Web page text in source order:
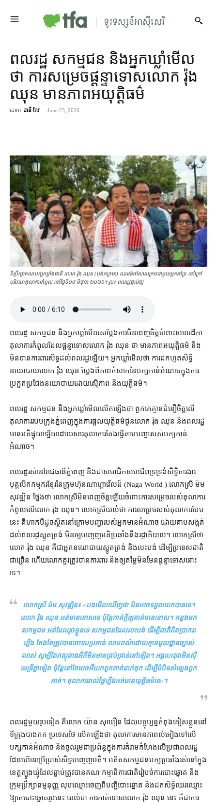
ពលរដ្ឋ សកម្មជន និង​អ្នកឃ្លាំមើល​
ថា ការសម្រេច​​ផ្ដន្ទាទោស​លោក រ៉ុង
ឈុន មាន​ភាព​អយុត្តិធម៌
ដោយ ដានី កែវ - June 23, 2026
ទីប្រឹក្សា​គណបក្ស​កម្លាំងជាតិ លោក រ៉ុង ឈុន (បង់កក្រមា) ឈររង់ចាំសាលក្រមជាមួយអ្នកគាំទ្រ នៅក្រៅ
បរិវេណតុលាការ​កំពូល នៅថ្ងៃទី១៩ មិថុនា ២០២៦។ រូប៖ ពលរដ្ឋផ្ដល់ឱ្យ
ពលរដ្ឋ សកម្មជន និង​អ្នកឃ្លាំមើល​សម្ដែង​ការ​មិន​ពេញចិត្ត​ចំពោះ​សាលដីកា​
តុលាការ​កំពូល​ដែល​ផ្ដន្ទាទោស​លោក រ៉ុង ឈុន ថា មាន​ភាព​អយុត្តិធម៌ និង​
មិន​បាន​ការពារ​សិទ្ធ​ដល់​ពលរដ្ឋ​ឡើយ។ អ្នកឃ្លាំមើល​ថា ការ​ដកហូត​សិទ្ធិ​
នយោបាយ​លោក រ៉ុង ឈុន ស្តែង​ពី​ភាព​កំសាក​នៃ​បក្ស​កាន់​អំណាច​ក្នុង​ការ​
ប្រកួតប្រជែង​នយោបាយ​ដោយ​ស្មើភាព និង​យុត្តិធម៌។
ពលរដ្ឋ សកម្មជន និង​អ្នកឃ្លាំមើល​លើកឡើង​ថា ពួកគេ​គ្មាន​ជំនឿ​ចិត្ត​លើ​
តុលាការ​របប​ក្រុងភ្នំពេញ​ក្នុង​ការ​ផ្តល់​យុត្តិធម៌​ជូន​លោក រ៉ុង ឈុន និង​ពលរដ្ឋ​
មាន​មតិ​ផ្ទុយ​ឡើយ​ដោយសារ​តុលាការ​តែង​ធ្វើតាម​បញ្ជា​របស់​បក្ស​កាន់
អំណាច។
ពលរដ្ឋ​រស់នៅ​រាជធានី​ភ្នំពេញ និង​ជា​សមាជិក​សហជីព​ទ្រទ្រង់​សិទ្ធិ​ការងារ​
បុគ្គលិក​កម្មករ​ខ្មែរ​នៃ​ក្រុមហ៊ុន​ណាហ្គាវើលដ៍ (Naga World ) លោកស្រី ម៉ម
សុវឌ្ឍិន ថ្លែង​ថា លោកស្រី​មិន​ពេញចិត្ត​ឡើយ​ចំពោះ​ការសម្រេច​របស់​តុលាការ​
កំពូល​លើ​លោក រ៉ុង ឈុន។ លោកស្រី​យល់​ថា ការសម្រេច​របស់​តុលាការ​បែប
នេះ គឺ​ហាក់បីដូច​ស្ថិត​នៅ​ក្រោម​បញ្ជា​របស់​អ្នក​មាន​អំណាច ដោយ​គាប​សង្កត់​
ដល់​ពលរដ្ឋ​ស្លូតត្រង់ មិន​ឲ្យ​បញ្ចេញមតិ​ប្រឆាំង​នឹង​រដ្ឋាភិបាល​។ លោកស្រី​ថា
លោក រ៉ុង ឈុន គឺជា​អ្នកនយោបាយ​ស្លូតត្រង់ និង​លះបង់ ដើម្បី​ប្រទេសជាតិ​
ជាច្រើន ហើយ​លោក​គួរ​ត្រូវ​បាន​ការពារ និង​ឲ្យ​តម្លៃ​មិនមែន​ផ្ដន្ទាទោស​នោះ​
ទេ។
លោកស្រី ម៉ម សុវឌ្ឍិន៖ «​បង​មើលឃើញ​ថា មិនអាច​ទទួល​យក​បាន​ទេ​។
លោក រ៉ុង ឈុន អត់​មានទោស​ទេ ប៉ុន្តែ​កាត់ក្តី​ឲ្យ​គាត់​មានទោស​។ កន្លងមក​
សកម្មជន អត់​ដែល​រួចខ្លួន​ទេ សកម្មជន​ដែល​លះបង់ ដើម្បី​ជាតិ​ពិតប្រាកដ​
ហ្នឹង តែងតែ​ត្រូវ​បាន​ចោទ​ប​ប្រកាន់ លាប​ពណ៌​ដោយ​គ្មាន​មូលដ្ឋាន​ច្បាស់
លាស់ សូម្បីតែ​ភស្តុតាង​អី​ក៏​មិន​មាន​គ្រប់គ្រាន់​ទៅ​ទៀត​។ អង្គហេតុ​វា​មិន​ស៊ី
មេទ្រី​គ្នា​ទៀត ប៉ុន្តែ​នៅតែ​អាច​អឺ​យក​ពួកគាត់​ដាក់គុក ដើម្បី​បំបិទ​សំឡេង​ពួក
គាត់។ តុលាការ​រាល់ថ្ងៃ​ហ្នឹង​អត់​មាន​យុត្តិធម៌​ទេ»។
ពលរដ្ឋ​មួយ​រូប​ទៀត គឺ​លោក យ៉ាន សុឃឿន ដែល​បច្ចុប្បន្ន​កំពុង​ភៀសខ្លួន​នៅ​
ទីក្រុង​បាងកក ប្រទេស​ថៃ លើកឡើង​ថា តុលាការ​មាន​ភាព​លំអៀង​ទៅលើ​
បក្ស​កាន់អំណាច និង​ចូលរួម​ជា​ប្រព័ន្ធ​ក្នុង​ការ​គំរាមកំហែង​លើ​ប្រជាពលរដ្ឋ
ដែល​ហ៊ាន​ប្រើប្រាស់​សិទ្ធ​បញ្ចេញមតិ​។ អតីត​សកម្មជន​បក្សប្រឆាំង​រស់​នៅក្នុង​
ខេត្ត​ត្បូងឃ្មុំ​ដែល​ធ្លាប់​ត្រូវ​បាន​គណៈកម្មាធិការ​ជាតិ​រៀបចំ​ការបោះឆ្នោត និង​
ក្រុមប្រឹក្សាធម្មនុញ្ញ លុបឈ្មោះ​ចេញពី​បញ្ជី​បោះឆ្នោត និង​ដកសិទ្ធិ​ឈរឈ្មោះ​
ឱ្យ​គេ​បោះឆ្នោត​រូប​នេះ យល់ថា ការ​កាត់ទោស​លោក រ៉ុង ឈុន នេះ គឺជា​ការ​